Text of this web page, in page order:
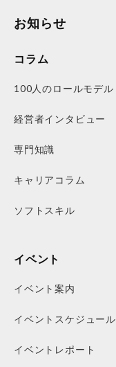
お知らせ
コラム
100人のロールモデル
経営者インタビュー
専門知識
キャリアコラム
ソフトスキル
イベント
イベント案内
イベントスケジュール
イベントレポート